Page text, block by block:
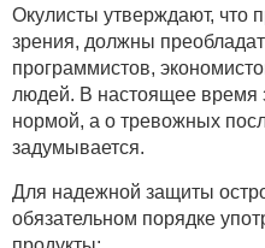
Окулисты утверждают, что
зрения, должны
программистов,
людей. В настоящее время
нормой, а о тревожных
задумывается.
Для надежной защиты
обязательном порядке